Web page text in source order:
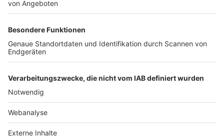
TOP-PARTNER
Nutzungsbedingungen Datenschutz Impressum